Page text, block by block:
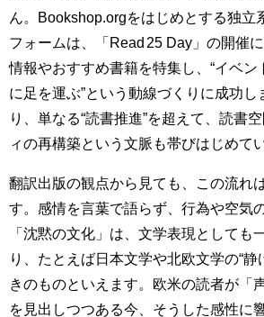
ん。Bookshop.orgをはじめとする独立
フォームは、「Read 25 Day」の開催
情報やおすすめ書籍を特集し、“イベ
に足を運ぶ”という動線づくりに成功し
り、単なる“読書推進”を超えて、読書
ィの再構築という文脈も帯びはじめて
翻訳出版の観点から見ても、この流れ
す。感情を言葉で語らず、行為や空気
「沈黙の文化」は、文学表現としても
り、たとえば日本文学や北欧文学の“静
きのものといえます。欧米の読者が「
を見出しつつある今、そうした感性